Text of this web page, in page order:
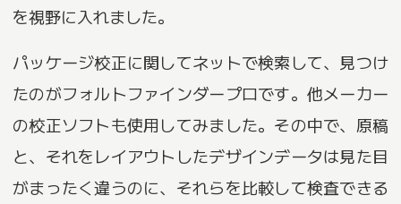
を視野に入れました。
パッケージ校正に関してネットで検索して、見つけ
たのがフォルトファインダープロです。他メーカー
の校正ソフトも使用してみました。その中で、原稿
と、それをレイアウトしたデザインデータは見た目
がまったく違うのに、それらを比較して検査できる